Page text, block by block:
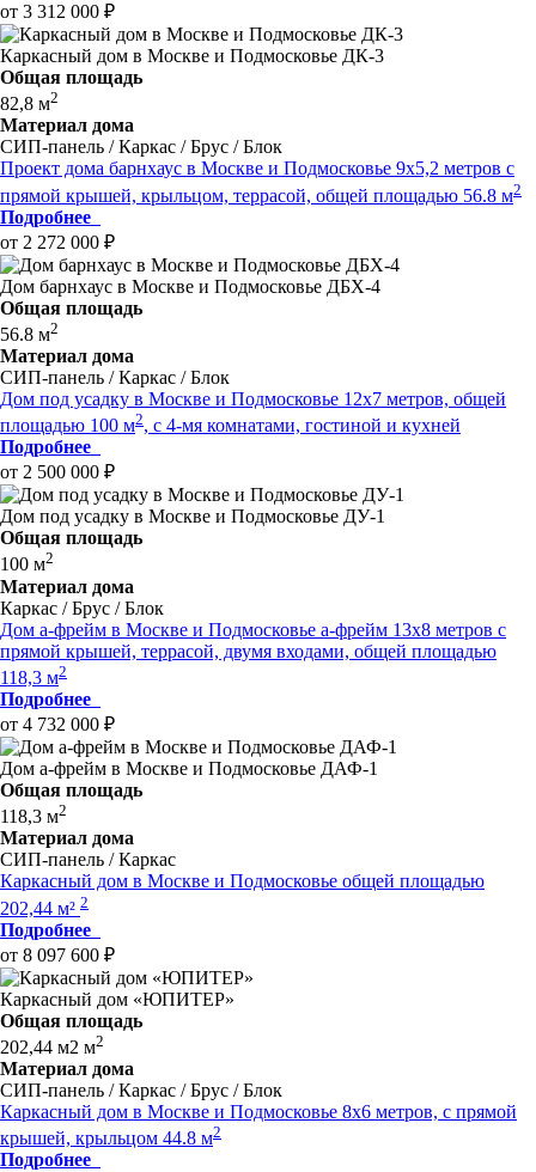
от 3 312 000 ₽
Каркасный дом в Москве и Подмосковье ДК-3
Общая площадь
82,8 м2
Материал дома
СИП-панель / Каркас / Брус / Блок
Проект дома барнхаус в Москве и Подмосковье 9x5,2 метров c
прямой крышей, крыльцом, террасой, общей площадью 56.8 м2
Подробнее
от 2 272 000 ₽
Дом барнхаус в Москве и Подмосковье ДБХ-4
Общая площадь
56.8 м2
Материал дома
СИП-панель / Каркас / Блок
Дом под усадку в Москве и Подмосковье 12x7 метров, общей
площадью 100 м2, c 4-мя комнатами, гостиной и кухней
Подробнее
от 2 500 000 ₽
Дом под усадку в Москве и Подмосковье ДУ-1
Общая площадь
100 м2
Материал дома
Каркас / Брус / Блок
Дом а-фрейм в Москве и Подмосковье а-фрейм 13x8 метров c
прямой крышей, террасой, двумя входами, общей площадью
118,3 м2
Подробнее
от 4 732 000 ₽
Дом а-фрейм в Москве и Подмосковье ДАФ-1
Общая площадь
118,3 м2
Материал дома
СИП-панель / Каркас
Каркасный дом в Москве и Подмосковье общей площадью
202,44 м² 2
Подробнее
от 8 097 600 ₽
Каркасный дом «ЮПИТЕР»
Общая площадь
202,44 м2 м2
Материал дома
СИП-панель / Каркас / Брус / Блок
Каркасный дом в Москве и Подмосковье 8х6 метров, с прямой
крышей, крыльцом 44.8 м2
Подробнее